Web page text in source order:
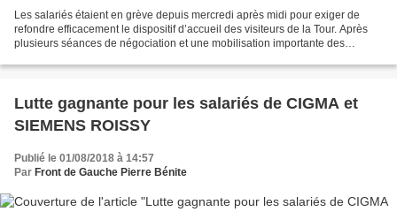
Les salariés étaient en grève depuis mercredi après midi pour exiger de
refondre efficacement le dispositif d’accueil des visiteurs de la Tour. Après
plusieurs séances de négociation et une mobilisation importante des
Lutte gagnante pour les salariés de CIGMA et
SIEMENS ROISSY
Publié le 01/08/2018 à 14:57
Par Front de Gauche Pierre Bénite